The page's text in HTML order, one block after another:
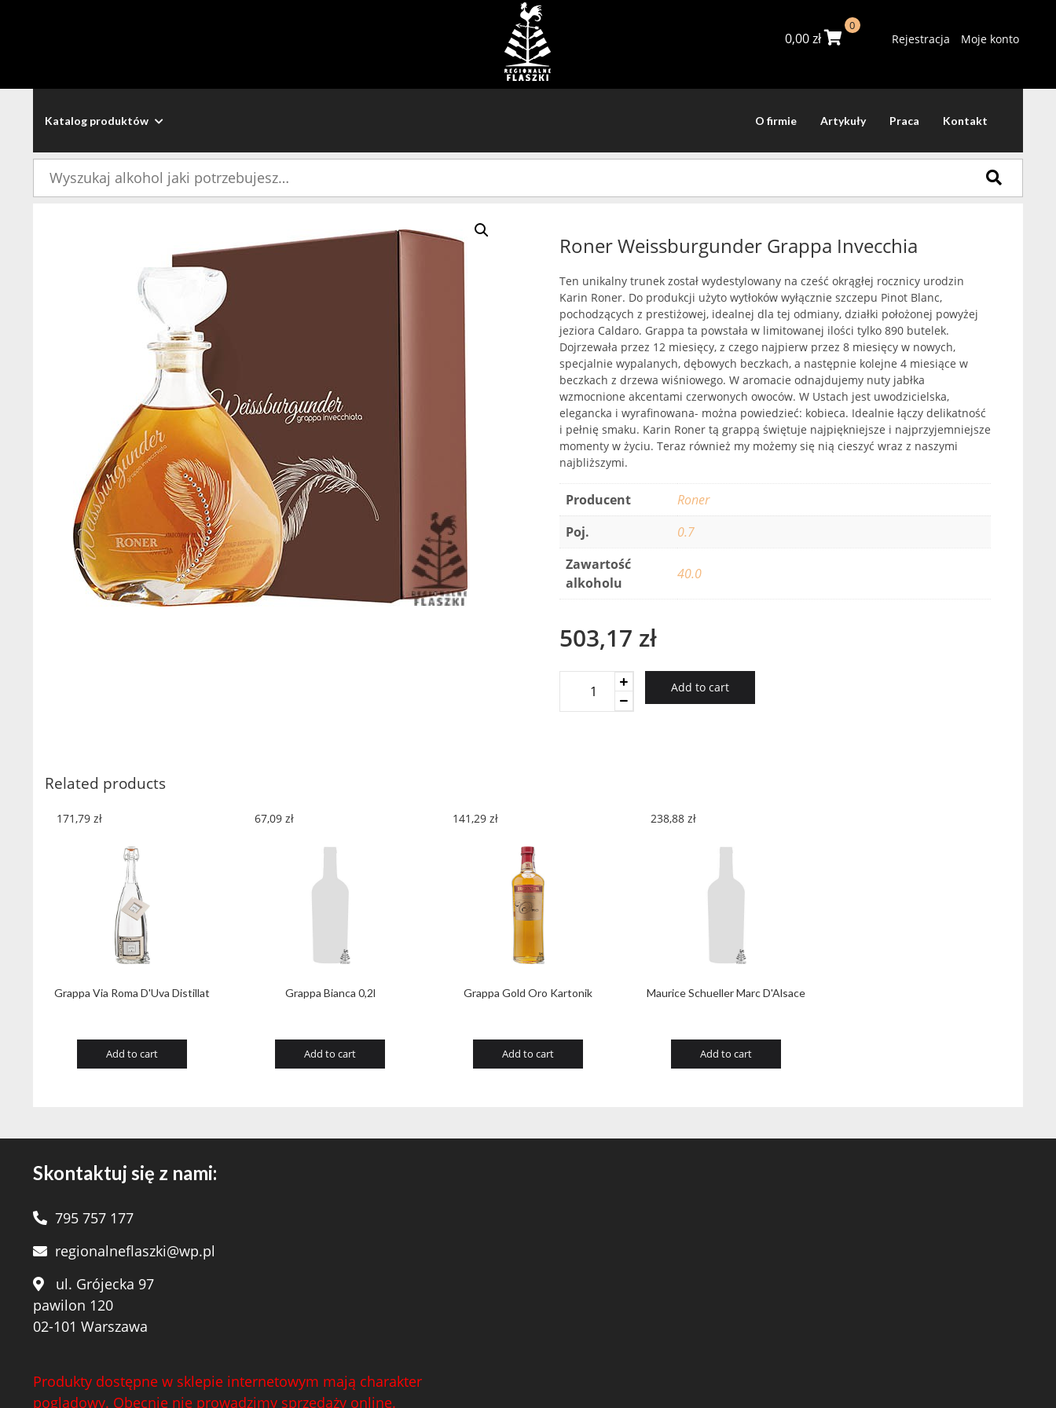
0,00zł
0
Rejestracja Moje konto
Katalog produktów O firmie Artykuły Praca Kontakt
Roner Weissburgunder Grappa Invecchia
Ten unikalny trunek został wydestylowany na cześć okrągłej rocznicy urodzin
Karin Roner. Do produkcji użyto wytłoków wyłącznie szczepu Pinot Blanc,
pochodzących z prestiżowej, idealnej dla tej odmiany, działki położonej powyżej
jeziora Caldaro. Grappa ta powstała w limitowanej ilości tylko 890 butelek.
Dojrzewała przez 12 miesięcy, z czego najpierw przez 8 miesięcy w nowych,
specjalnie wypalanych, dębowych beczkach, a następnie kolejne 4 miesiące w
beczkach z drzewa wiśniowego. W aromacie odnajdujemy nuty jabłka
wzmocnione akcentami czerwonych owoców. W Ustach jest uwodzicielska,
elegancka i wyrafinowana- można powiedzieć: kobieca. Idealnie łączy delikatność
i pełnię smaku. Karin Roner tą grappą świętuje najpiękniejsze i najprzyjemniejsze
momenty w życiu. Teraz również my możemy się nią cieszyć wraz z naszymi
najbliższymi.
Producent
Roner
Poj.
0.7
Zawartość
alkoholu
40.0
503,17 zł
Weissburgunder
Add to cart
Related products
Grappa Via Roma D'Uva Distillat
171,79 zł
Add to cart
Grappa Bianca 0,2l
67,09 zł
Add to cart
Grappa Gold Oro Kartonik
141,29 zł
Add to cart
Maurice Schueller Marc D'Alsace
238,88 zł
Add to cart
Skontaktuj się z nami:
795 757 177
regionalneflaszki@wp.pl
ul. Grójecka 97
pawilon 120
02-101 Warszawa
Produkty dostępne w sklepie internetowym mają charakter
poglądowy. Obecnie nie prowadzimy sprzedaży online.